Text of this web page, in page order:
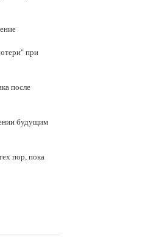
при
после
будущим
пор, пока